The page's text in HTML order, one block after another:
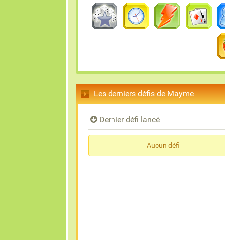
Les derniers défis de Mayme
Dernier défi lancé
Aucun défi